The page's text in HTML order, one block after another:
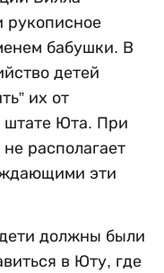
рукописное
бабушки. В
детей
их от
штате Юта. При
располагает
эти
должны были
в Юту, где